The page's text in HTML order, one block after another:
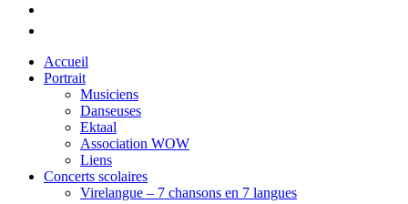
Accueil
Portrait
Musiciens
Danseuses
Ektaal
Association WOW
Liens
Concerts scolaires
Virelangue – 7 chansons en 7 langues